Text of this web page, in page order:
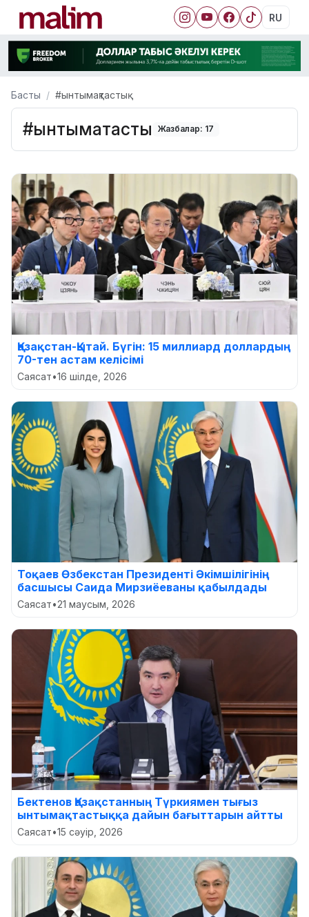
RU
Басты #ынтымақтастық
#ынтымақтастық Жазбалар: 17
Қазақстан-Қытай. Бүгін: 15 миллиард доллардың
70-тен астам келісімі
Саясат•16 шілде, 2026
Тоқаев Өзбекстан Президенті Әкімшілігінің
басшысы Саида Мирзиёеваны қабылдады
Саясат•21 маусым, 2026
Бектенов Қазақстанның Түркиямен тығыз
ынтымақтастыққа дайын бағыттарын айтты
Саясат•15 сәуір, 2026